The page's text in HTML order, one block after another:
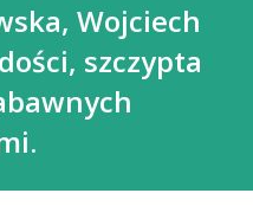
Wojciech
szczypta